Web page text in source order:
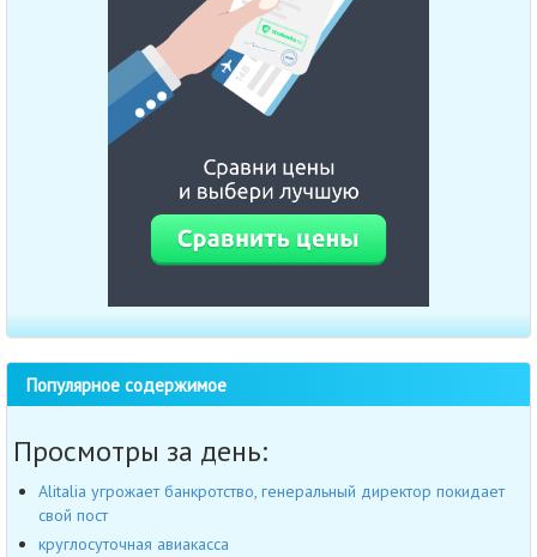
Популярное содержимое
Просмотры за день:
Alitalia угрожает банкротство, генеральный директор покидает
свой пост
круглосуточная авиакасса